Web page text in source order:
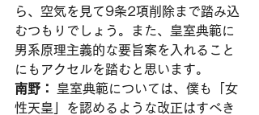
ら、空気を見て9条2項削除まで踏み込
むつもりでしょう。また、皇室典範に
男系原理主義的な要旨案を入れること
にもアクセルを踏むと思います。
南野：
皇室典範については、僕も「女
性天皇」を認めるような改正はすべき